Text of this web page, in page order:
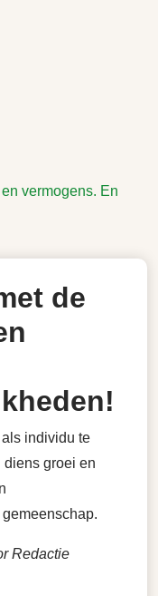
vermogens. En
de
individu te
groei en
Redactie